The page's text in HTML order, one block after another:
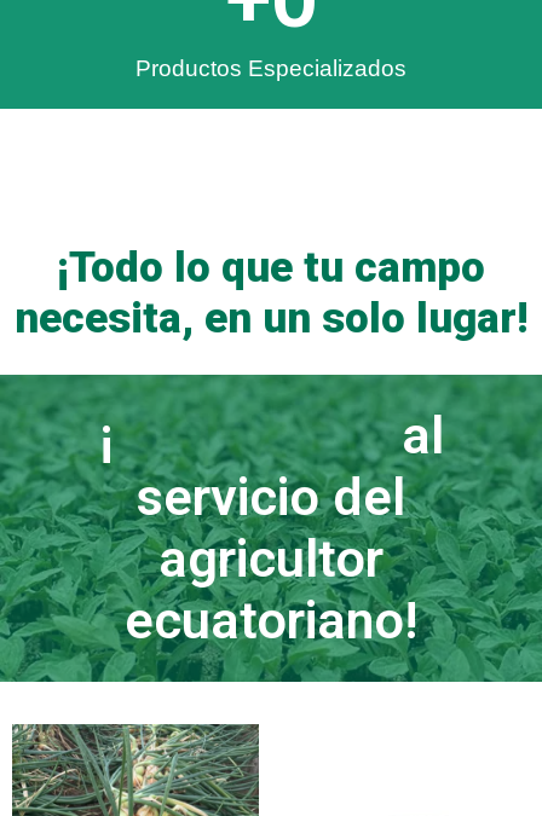
Productos Especializados
¡Todo lo que tu campo
necesita, en un solo lugar!
¡
al
servicio del
agricultor
ecuatoriano!